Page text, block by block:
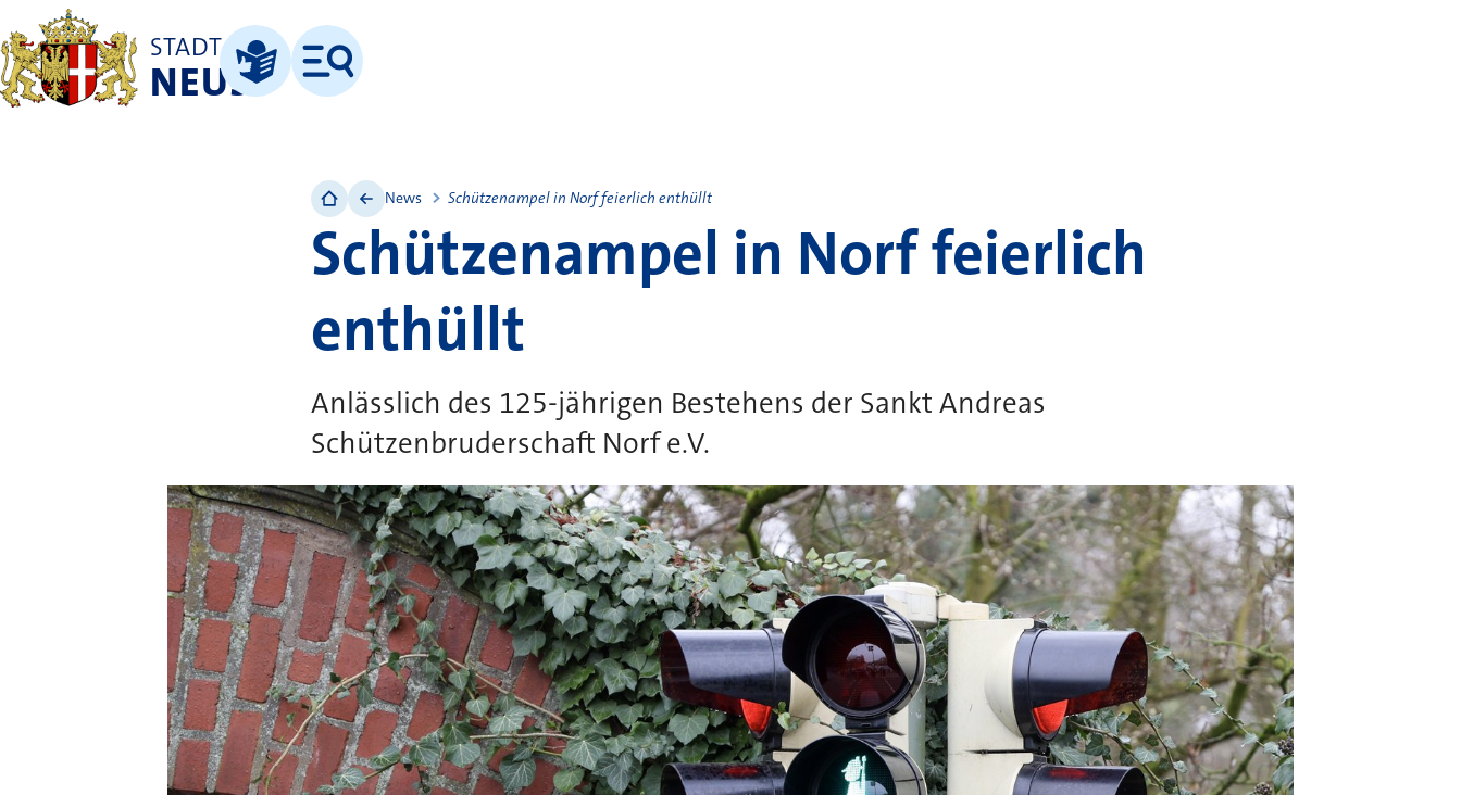
STADT
NEUSSLeichte Sprache
Menü
News Schützenampel in Norf feierlich enthüllt
Schützenampel in Norf feierlich
enthüllt
Anlässlich des 125-jährigen Bestehens der Sankt Andreas
Schützenbruderschaft Norf e.V.